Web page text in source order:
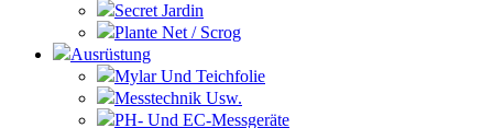
Secret Jardin
Plante Net / Scrog
Ausrüstung
Mylar Und Teichfolie
Messtechnik Usw.
PH- Und EC-Messgeräte